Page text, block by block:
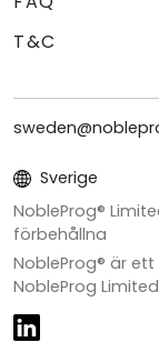
T&C
Sverige
NobleProg®
förbehållna
NobleProg® är
NobleProg